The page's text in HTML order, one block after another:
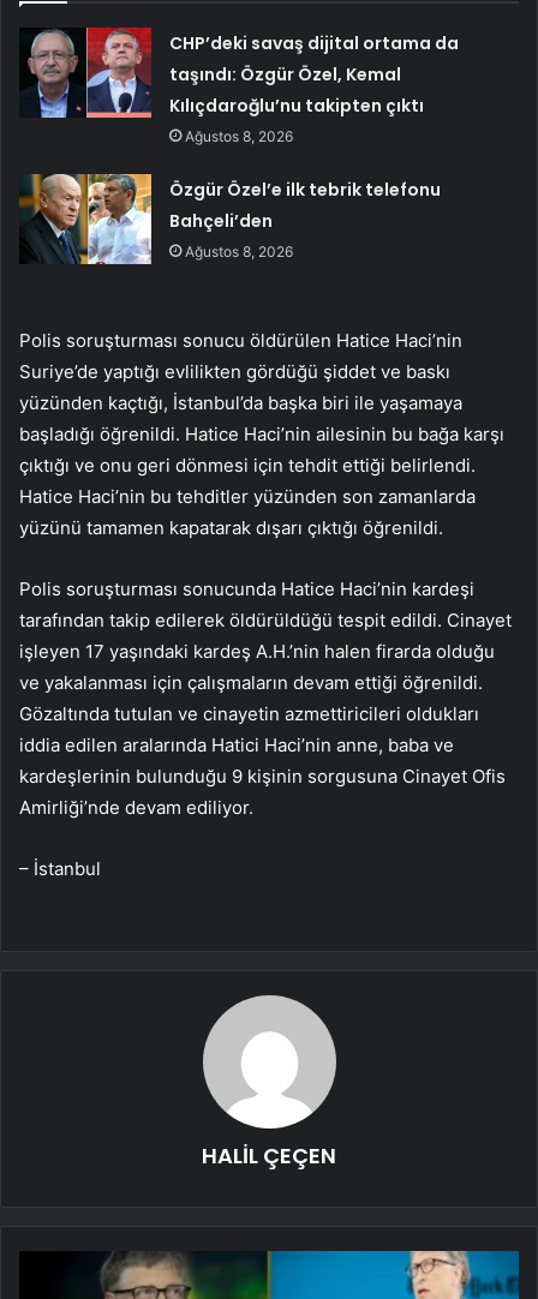
CHP’deki savaş dijital ortama da
taşındı: Özgür Özel, Kemal
Kılıçdaroğlu’nu takipten çıktı
Ağustos 8, 2026
Özgür Özel’e ilk tebrik telefonu
Bahçeli’den
Ağustos 8, 2026
Polis soruşturması sonucu öldürülen Hatice Haci’nin
Suriye’de yaptığı evlilikten gördüğü şiddet ve baskı
yüzünden kaçtığı, İstanbul’da başka biri ile yaşamaya
başladığı öğrenildi. Hatice Haci’nin ailesinin bu bağa karşı
çıktığı ve onu geri dönmesi için tehdit ettiği belirlendi.
Hatice Haci’nin bu tehditler yüzünden son zamanlarda
yüzünü tamamen kapatarak dışarı çıktığı öğrenildi.
Polis soruşturması sonucunda Hatice Haci’nin kardeşi
tarafından takip edilerek öldürüldüğü tespit edildi. Cinayet
işleyen 17 yaşındaki kardeş A.H.’nin halen firarda olduğu
ve yakalanması için çalışmaların devam ettiği öğrenildi.
Gözaltında tutulan ve cinayetin azmettiricileri oldukları
iddia edilen aralarında Hatici Haci’nin anne, baba ve
kardeşlerinin bulunduğu 9 kişinin sorgusuna Cinayet Ofis
Amirliği’nde devam ediliyor.
– İstanbul
HALİL ÇEÇEN